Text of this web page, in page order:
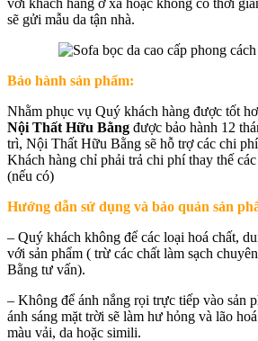
sẽ gửi mẫu da tận nhà.
Bảo hành sản phẩm:
Nhằm phục vụ Quý khách hàng được tốt
Nội Thất Hữu Bằng được bảo hành 12
trì, Nội Thất Hữu Bằng sẽ hỗ trợ các chi
Khách hàng chỉ phải trả chi phí thay thế
(nếu có)
Hướng dẫn sử dụng và bảo quản sản
– Quý khách không để các loại hoá chất,
với sản phẩm ( trừ các chất làm sạch
Bằng tư vấn).
– Không để ánh nắng rọi trực tiếp vào sản
ánh sáng mặt trời sẽ làm hư hỏng và lão
màu vải, da hoặc simili.